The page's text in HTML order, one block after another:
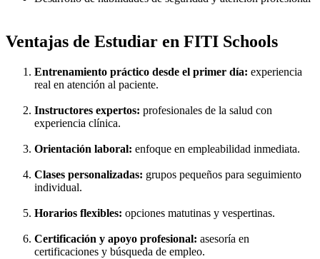
Ventajas de Estudiar en FITI Schools
Entrenamiento práctico desde el primer día: experiencia
real en atención al paciente.
Instructores expertos: profesionales de la salud con
experiencia clínica.
Orientación laboral: enfoque en empleabilidad inmediata.
Clases personalizadas: grupos pequeños para seguimiento
individual.
Horarios flexibles: opciones matutinas y vespertinas.
Certificación y apoyo profesional: asesoría en
certificaciones y búsqueda de empleo.